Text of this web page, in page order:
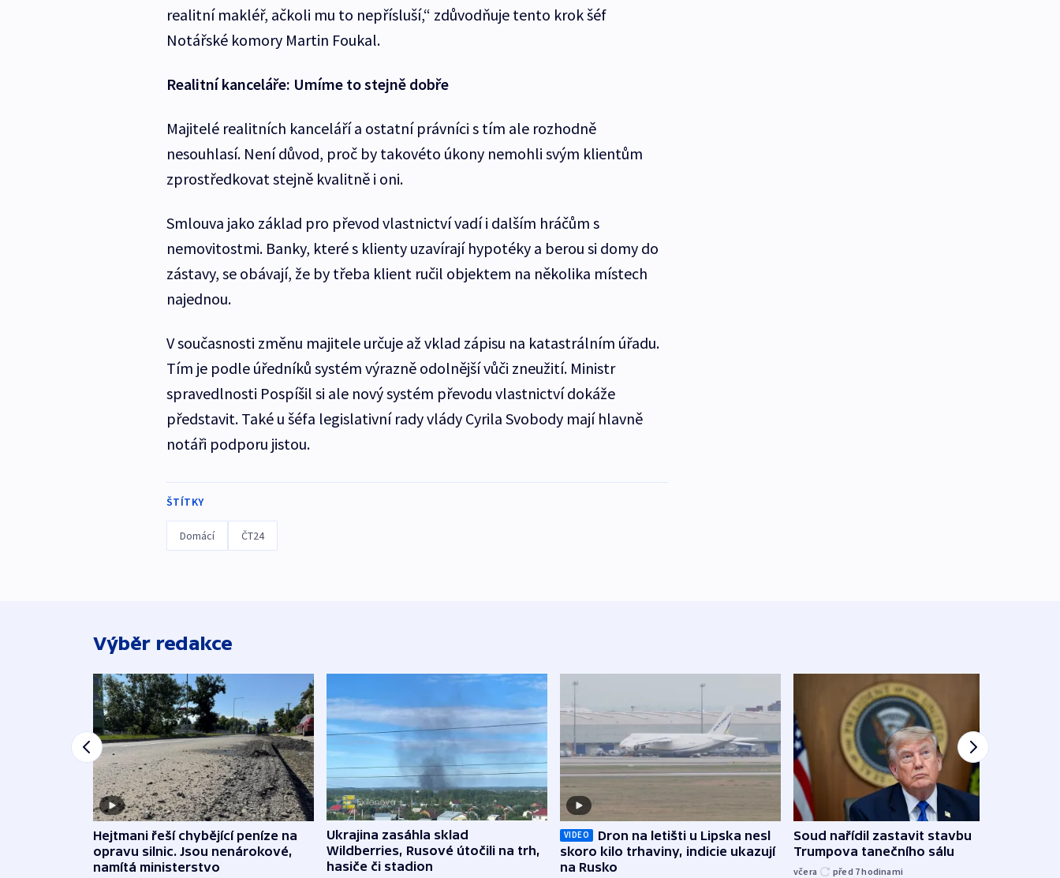
realitní makléř, ačkoli mu to nepřísluší,“ zdůvodňuje tento krok šéf
Notářské komory Martin Foukal.
Realitní kanceláře: Umíme to stejně dobře
Majitelé realitních kanceláří a ostatní právníci s tím ale rozhodně
nesouhlasí. Není důvod, proč by takovéto úkony nemohli svým klientům
zprostředkovat stejně kvalitně i oni.
Smlouva jako základ pro převod vlastnictví vadí i dalším hráčům s
nemovitostmi. Banky, které s klienty uzavírají hypotéky a berou si domy do
zástavy, se obávají, že by třeba klient ručil objektem na několika místech
najednou.
V současnosti změnu majitele určuje až vklad zápisu na katastrálním úřadu.
Tím je podle úředníků systém výrazně odolnější vůči zneužití. Ministr
spravedlnosti Pospíšil si ale nový systém převodu vlastnictví dokáže
představit. Také u šéfa legislativní rady vlády Cyrila Svobody mají hlavně
notáři podporu jistou.
ŠTÍTKY
Domácí ČT24
Výběr redakce
Hejtmani řeší chybějící peníze na
opravu silnic. Jsou nenárokové,
namítá ministerstvo
Ukrajina zasáhla sklad
Wildberries, Rusové útočili na trh,
hasiče či stadion
VIDEO
Dron na letišti u Lipska nesl
skoro kilo trhaviny, indicie ukazují
na Rusko
Soud nařídil zastavit stavbu
Trumpova tanečního sálu
včera před 7hodinami